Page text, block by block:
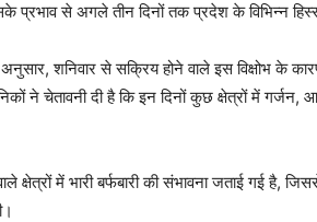
प्रभाव से अगले तीन दिनों तक प्रदेश के विभिन्न
शनिवार से सक्रिय होने वाले इस विक्षोभ के
ने चेतावनी दी है कि इन दिनों कुछ क्षेत्रों में
क्षेत्रों में भारी बर्फबारी की संभावना जताई गई है,